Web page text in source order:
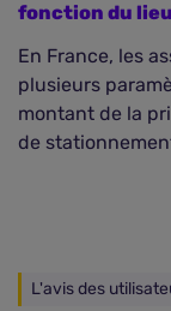
fonction du
En France, les
plusieurs
montant de la
de
L'avis des